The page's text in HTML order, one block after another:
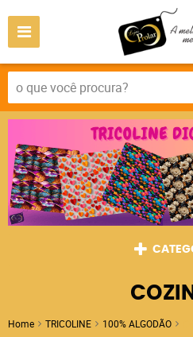
Home TRICOLINE 100% ALGODÃO